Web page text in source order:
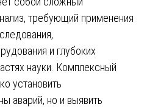
требующий применения
и глубоких
науки. Комплексный
установить
аварий, но и выявить